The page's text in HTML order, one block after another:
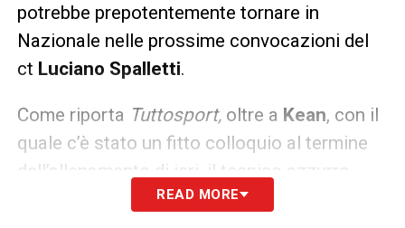
potrebbe prepotentemente tornare in
Nazionale nelle prossime convocazioni del
ct Luciano Spalletti.
Come riporta Tuttosport,oltre a Kean, con il
quale c’è stato un fitto colloquio al termine
dell’allenamento di ieri, il tecnico azzurro
valuta altri giocatori per il prossimo futuro.
READ MORE